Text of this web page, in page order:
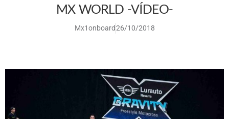
MX WORLD -VÍDEO-
Mx1onboard26/10/2018